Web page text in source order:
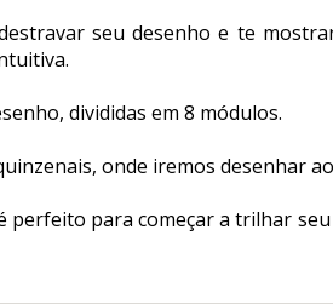
seu desenho e te
divididas em 8 módulos.
onde iremos desenhar
perfeito para começar a trilhar